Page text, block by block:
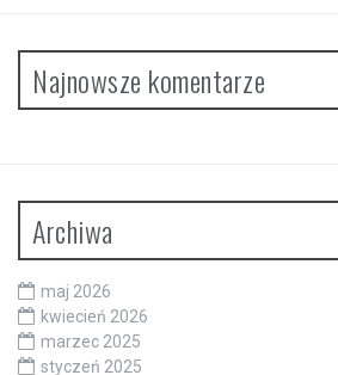
Najnowsze komentarze
Archiwa
maj 2026
kwiecień 2026
marzec 2025
styczeń 2025